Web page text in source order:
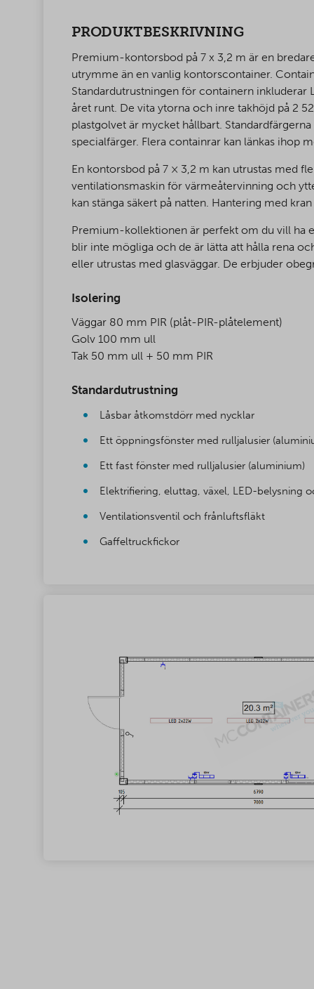
PRODUKTBESKRIVNING
Premium-kontorsbod på 7 x 3,2 m är en
utrymme än en vanlig kontorscontainer.
Standardutrustningen för containern
året runt. De vita ytorna och inre takhöjd på 2
plastgolvet är mycket hållbart.
specialfärger. Flera containrar kan länkas ihop
En kontorsbod på 7 × 3,2 m kan utrustas med
ventilationsmaskin för värmeåtervinning och
kan stänga säkert på natten. Hantering med
Premium-kollektionen är perfekt om du vill ha
blir inte mögliga och de är lätta att hålla rena
eller utrustas med glasväggar. De erbjuder
Isolering
Väggar 80 mm PIR (plåt-PIR-plåtelement)
Golv 100 mm ull
Tak 50 mm ull + 50 mm PIR
Standardutrustning
Låsbar åtkomstdörr med nycklar
Ett öppningsfönster med rulljalusier
Ett fast fönster med rulljalusier (aluminium)
Elektrifiering, eluttag, växel, LED-belysning
Ventilationsventil och frånluftsfläkt
Gaffeltruckfickor